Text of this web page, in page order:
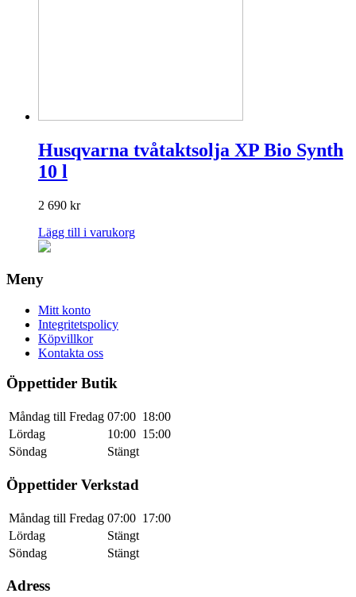
Husqvarna tvåtaktsolja XP Bio Synth
10 l
2 690 kr
Lägg till i varukorg
Meny
Mitt konto
Integritetspolicy
Köpvillkor
Kontakta oss
Öppettider Butik
Måndag till Fredag 07:00 18:00
Lördag
10:00 15:00
Söndag
Stängt
Öppettider Verkstad
Måndag till Fredag 07:00 17:00
Lördag
Stängt
Söndag
Stängt
Adress